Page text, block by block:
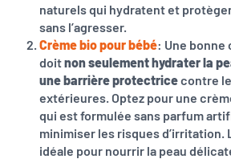
naturels qui hydratent et
sans l’agresser.
Crème bio pour bébé: Une bonne
doitnon seulement hydrater la
une barrière protectricecontre
extérieures. Optez pour une
qui est formulée sans parfum
minimiser les risques d’irritation.
idéale pour nourrir la peau